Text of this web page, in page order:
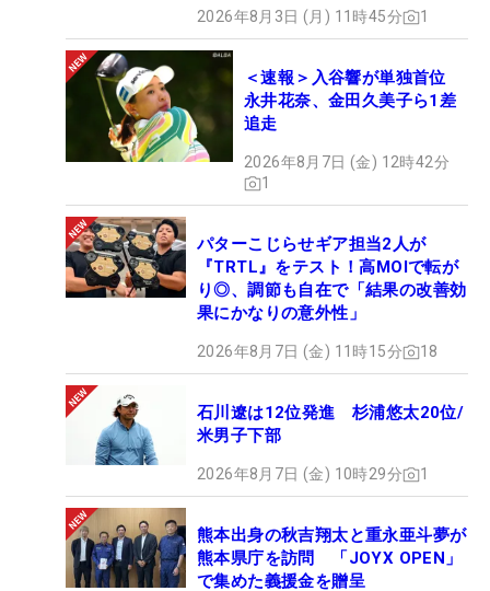
2026年8月3日 (月) 11時45分 1
＜速報＞入谷響が単独首位
永井花奈、金田久美子ら1差
追走
2026年8月7日 (金) 12時42分
1
パターこじらせギア担当2人が
『TRTL』をテスト！高MOIで転が
り◎、調節も自在で「結果の改善効
果にかなりの意外性」
2026年8月7日 (金) 11時15分 18
石川遼は12位発進 杉浦悠太20位/
米男子下部
2026年8月7日 (金) 10時29分 1
熊本出身の秋吉翔太と重永亜斗夢が
熊本県庁を訪問 「JOYX OPEN」
で集めた義援金を贈呈